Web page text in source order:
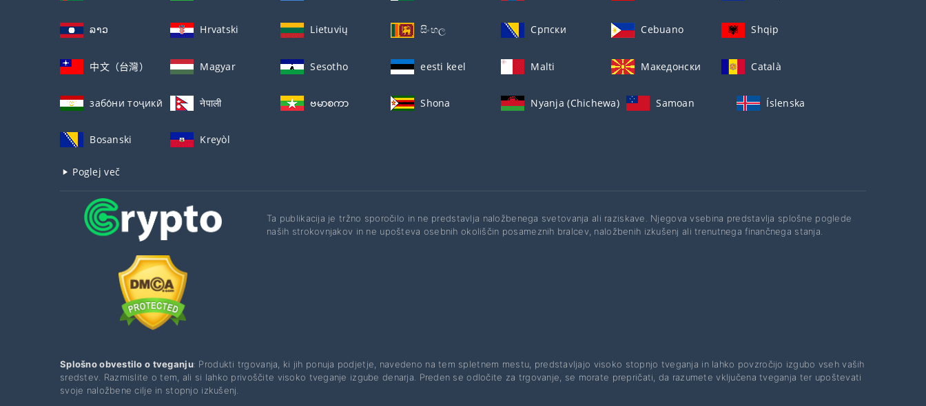
ລາວ Hrvatski Lietuvių සිංහල Српски Cebuano Shqip
中文（台灣） Magyar Sesotho eesti keel Malti Македонски Català
забо́ни тоҷикӣ́ नेपाली ဗမာစကာ Shona Nyanja (Chichewa) Samoan Íslenska
Bosanski Kreyòl
Poglej več
Ta publikacija je tržno sporočilo in ne predstavlja naložbenega svetovanja ali raziskave. Njegova vsebina predstavlja splošne poglede
naših strokovnjakov in ne upošteva osebnih okoliščin posameznih bralcev, naložbenih izkušenj ali trenutnega finančnega stanja.
Splošno obvestilo o tveganju: Produkti trgovanja, ki jih ponuja podjetje, navedeno na tem spletnem mestu, predstavljajo visoko stopnjo tveganja in lahko povzročijo izgubo vseh vaših
sredstev. Razmislite o tem, ali si lahko privoščite visoko tveganje izgube denarja. Preden se odločite za trgovanje, se morate prepričati, da razumete vključena tveganja ter upoštevati
svoje naložbene cilje in stopnjo izkušenj.